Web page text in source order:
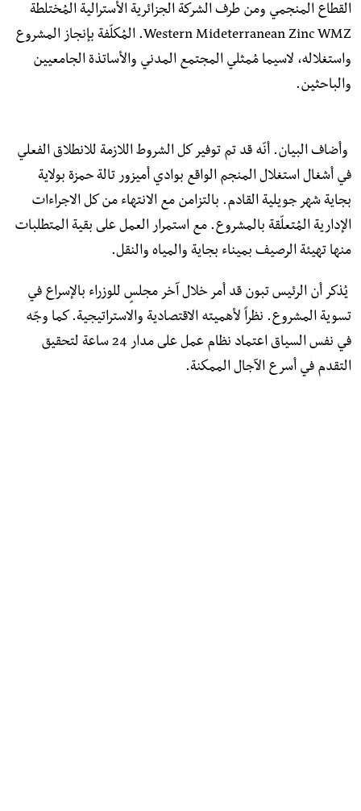
القطاع المنجمي ومن طرف الشركة الجزائرية الأسترالية المُختلطة
Western Mideterranean Zinc WMZ. المُكلّفة بإنجاز المشروع
واستغلاله، لاسيما مُمثلي المجتمع المدني والأساتذة الجامعيين
والباحثين.
وأضاف البيان. أنّه قد تم توفير كل الشروط اللازمة للانطلاق الفعلي
في أشغال استغلال المنجم الواقع بوادي أميزور تالة حمزة بولاية
بجاية شهر جويلية القادم. بالتزامن مع الانتهاء من كل الاجراءات
الإدارية المُتعلّقة بالمشروع. مع استمرار العمل على بقية المتطلبات
منها تهيئة الرصيف بميناء بجاية والمياه والنقل.
يُذكر أن الرئيس تبون قد أمر خلال آخر مجلسٍ للوزراء بالإسراع في
تسوية المشروع. نظراً لأهميته الاقتصادية والاستراتيجية. كما وجّه
في نفس السياق اعتماد نظام عمل على مدار 24 ساعة لتحقيق
التقدم في أسرع الآجال الممكنة.